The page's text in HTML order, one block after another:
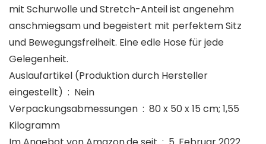
mit Schurwolle und Stretch-Anteil ist angenehm
anschmiegsam und begeistert mit perfektem Sitz
und Bewegungsfreiheit. Eine edle Hose für jede
Gelegenheit.
Auslaufartikel (Produktion durch Hersteller
eingestellt) ‏ : ‎ Nein
Verpackungsabmessungen ‏ : ‎ 80 x 50 x 15 cm; 1,55
Kilogramm